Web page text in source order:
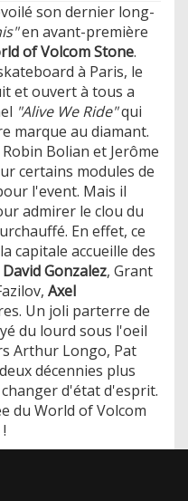
son dernier long-
en avant-première
of Volcom Stone.
à Paris, le
et ouvert à tous a
"Alive We Ride"qui
marque au diamant.
Bolian et Jerôme
certains modules de
l'event. Mais il
admirer le clou du
En effet, ce
capitale accueille des
David Gonzalez, Grant
Axel
Un joli parterre de
du lourd sous l'oeil
Arthur Longo, Pat
décennies plus
d'état d'esprit.
du World of Volcom